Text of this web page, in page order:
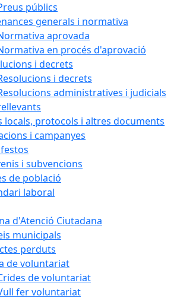
públics
generals i normativa
aprovada
en procés d'aprovació
i decrets
i decrets
administratives i judicials
locals, protocols i altres documents
i campanyes
i subvencions
de població
laboral
d'Atenció Ciutadana
municipals
perduts
de voluntariat
de voluntariat
fer voluntariat